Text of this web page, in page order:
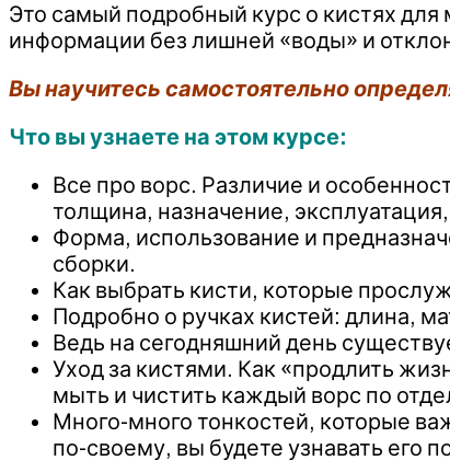
Это самый подробный курс о кистях
информации без лишней «воды» и
Вы научитесь самостоятельно
Что вы узнаете на этом курсе:
Все про ворс. Различие и
толщина, назначение,
Форма, использование и
сборки.
Как выбрать кисти, которые
Подробно о ручках кистей: длина,
Ведь на сегодняшний день
Уход за кистями. Как «продлить
мыть и чистить каждый ворс по
Много-много тонкостей, которые
по-своему, вы будете узнавать его